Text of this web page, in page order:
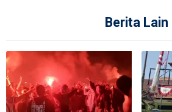
Berita Lain